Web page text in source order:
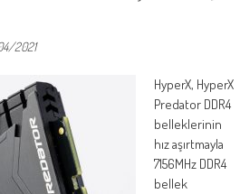
2021
HyperX, HyperX
Predator DDR4
belleklerinin
hız aşırtmayla
7156MHz DDR4
bellek